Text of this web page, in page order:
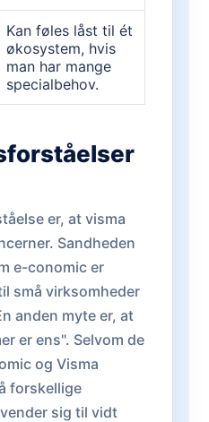
Kan føles låst til ét
økosystem, hvis
man har mange
specialbehov.
er, at visma
Sandheden
e-conomic er
små virksomheder
anden myte er, at
er ens". Selvom de
og Visma
forskellige
sig til vidt